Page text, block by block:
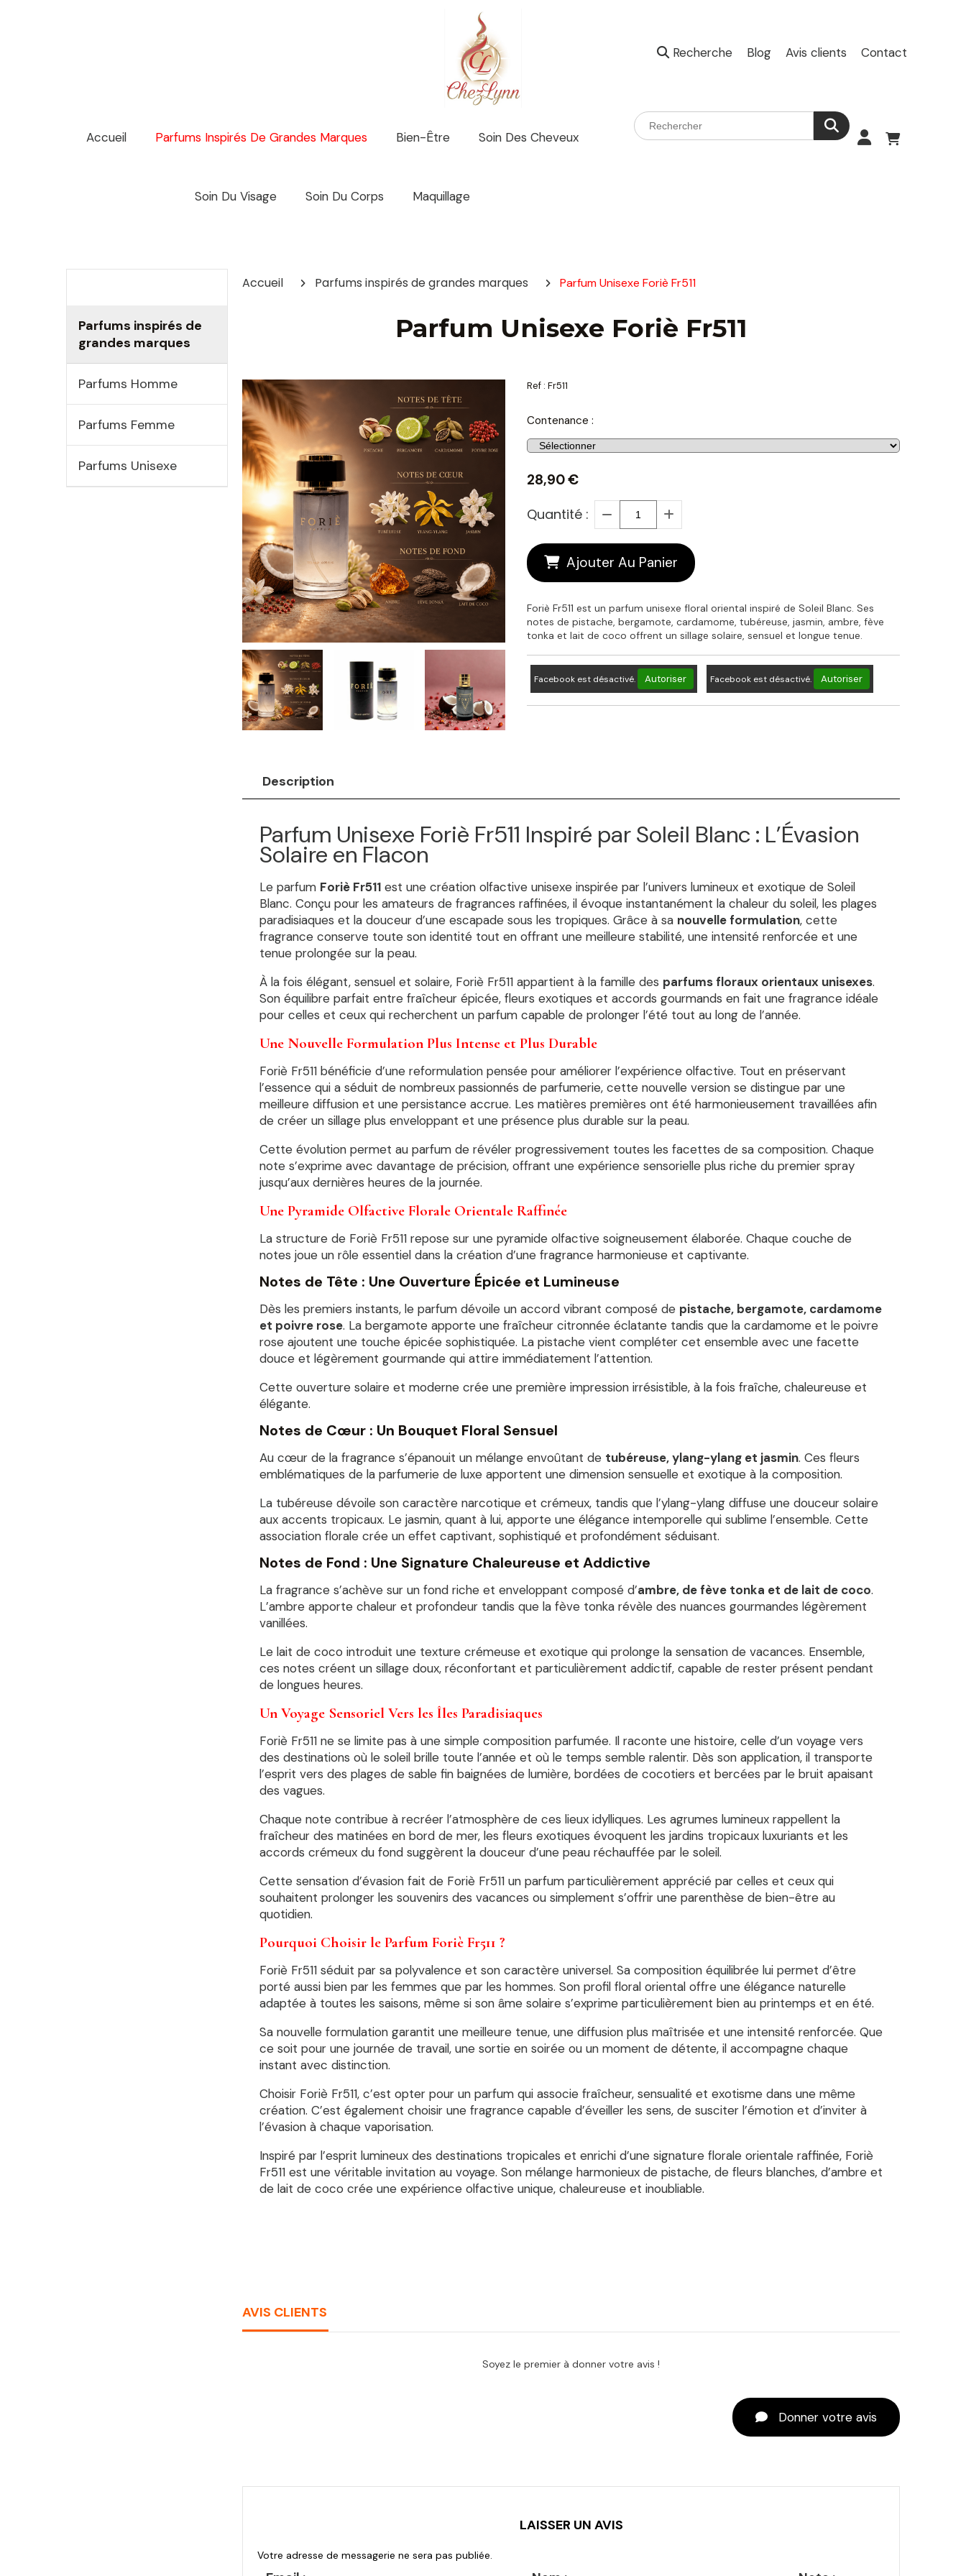
Recherche Blog Avis clients Contact
Accueil Parfums Inspirés De Grandes Marques Bien-Être Soin Des Cheveux
Soin Du Visage Soin Du Corps Maquillage
Parfums inspirés de
grandes marques
Parfums Homme
Parfums Femme
Parfums Unisexe
Accueil Parfums inspirés de grandes marques Parfum Unisexe Foriè Fr511
Parfum Unisexe Foriè Fr511
Ref : Fr511
Contenance :
28,90€
Quantité :
Ajouter Au Panier
Foriè Fr511 est un parfum unisexe floral oriental inspiré de Soleil Blanc. Ses
notes de pistache, bergamote, cardamome, tubéreuse, jasmin, ambre, fève
tonka et lait de coco offrent un sillage solaire, sensuel et longue tenue.
Facebook est désactivé. Autoriser Facebook est désactivé. Autoriser
Description
Parfum Unisexe Foriè Fr511 Inspiré par Soleil Blanc : L’Évasion
Solaire en Flacon
Le parfum Foriè Fr511 est une création olfactive unisexe inspirée par l’univers lumineux et exotique de Soleil
Blanc. Conçu pour les amateurs de fragrances raffinées, il évoque instantanément la chaleur du soleil, les plages
paradisiaques et la douceur d’une escapade sous les tropiques. Grâce à sa nouvelle formulation, cette
fragrance conserve toute son identité tout en offrant une meilleure stabilité, une intensité renforcée et une
tenue prolongée sur la peau.
À la fois élégant, sensuel et solaire, Foriè Fr511 appartient à la famille des parfums floraux orientaux unisexes.
Son équilibre parfait entre fraîcheur épicée, fleurs exotiques et accords gourmands en fait une fragrance idéale
pour celles et ceux qui recherchent un parfum capable de prolonger l’été tout au long de l’année.
Une Nouvelle Formulation Plus Intense et Plus Durable
Foriè Fr511 bénéficie d’une reformulation pensée pour améliorer l’expérience olfactive. Tout en préservant
l’essence qui a séduit de nombreux passionnés de parfumerie, cette nouvelle version se distingue par une
meilleure diffusion et une persistance accrue. Les matières premières ont été harmonieusement travaillées afin
de créer un sillage plus enveloppant et une présence plus durable sur la peau.
Cette évolution permet au parfum de révéler progressivement toutes les facettes de sa composition. Chaque
note s’exprime avec davantage de précision, offrant une expérience sensorielle plus riche du premier spray
jusqu’aux dernières heures de la journée.
Une Pyramide Olfactive Florale Orientale Raffinée
La structure de Foriè Fr511 repose sur une pyramide olfactive soigneusement élaborée. Chaque couche de
notes joue un rôle essentiel dans la création d’une fragrance harmonieuse et captivante.
Notes de Tête : Une Ouverture Épicée et Lumineuse
Dès les premiers instants, le parfum dévoile un accord vibrant composé de pistache, bergamote, cardamome
et poivre rose. La bergamote apporte une fraîcheur citronnée éclatante tandis que la cardamome et le poivre
rose ajoutent une touche épicée sophistiquée. La pistache vient compléter cet ensemble avec une facette
douce et légèrement gourmande qui attire immédiatement l’attention.
Cette ouverture solaire et moderne crée une première impression irrésistible, à la fois fraîche, chaleureuse et
élégante.
Notes de Cœur : Un Bouquet Floral Sensuel
Au cœur de la fragrance s’épanouit un mélange envoûtant de tubéreuse, ylang-ylang et jasmin. Ces fleurs
emblématiques de la parfumerie de luxe apportent une dimension sensuelle et exotique à la composition.
La tubéreuse dévoile son caractère narcotique et crémeux, tandis que l’ylang-ylang diffuse une douceur solaire
aux accents tropicaux. Le jasmin, quant à lui, apporte une élégance intemporelle qui sublime l’ensemble. Cette
association florale crée un effet captivant, sophistiqué et profondément séduisant.
Notes de Fond : Une Signature Chaleureuse et Addictive
La fragrance s’achève sur un fond riche et enveloppant composé d’ambre, de fève tonka et de lait de coco.
L’ambre apporte chaleur et profondeur tandis que la fève tonka révèle des nuances gourmandes légèrement
vanillées.
Le lait de coco introduit une texture crémeuse et exotique qui prolonge la sensation de vacances. Ensemble,
ces notes créent un sillage doux, réconfortant et particulièrement addictif, capable de rester présent pendant
de longues heures.
Un Voyage Sensoriel Vers les Îles Paradisiaques
Foriè Fr511 ne se limite pas à une simple composition parfumée. Il raconte une histoire, celle d’un voyage vers
des destinations où le soleil brille toute l’année et où le temps semble ralentir. Dès son application, il transporte
l’esprit vers des plages de sable fin baignées de lumière, bordées de cocotiers et bercées par le bruit apaisant
des vagues.
Chaque note contribue à recréer l’atmosphère de ces lieux idylliques. Les agrumes lumineux rappellent la
fraîcheur des matinées en bord de mer, les fleurs exotiques évoquent les jardins tropicaux luxuriants et les
accords crémeux du fond suggèrent la douceur d’une peau réchauffée par le soleil.
Cette sensation d’évasion fait de Foriè Fr511 un parfum particulièrement apprécié par celles et ceux qui
souhaitent prolonger les souvenirs des vacances ou simplement s’offrir une parenthèse de bien-être au
quotidien.
Pourquoi Choisir le Parfum Foriè Fr511 ?
Foriè Fr511 séduit par sa polyvalence et son caractère universel. Sa composition équilibrée lui permet d’être
porté aussi bien par les femmes que par les hommes. Son profil floral oriental offre une élégance naturelle
adaptée à toutes les saisons, même si son âme solaire s’exprime particulièrement bien au printemps et en été.
Sa nouvelle formulation garantit une meilleure tenue, une diffusion plus maîtrisée et une intensité renforcée. Que
ce soit pour une journée de travail, une sortie en soirée ou un moment de détente, il accompagne chaque
instant avec distinction.
Choisir Foriè Fr511, c’est opter pour un parfum qui associe fraîcheur, sensualité et exotisme dans une même
création. C’est également choisir une fragrance capable d’éveiller les sens, de susciter l’émotion et d’inviter à
l’évasion à chaque vaporisation.
Inspiré par l’esprit lumineux des destinations tropicales et enrichi d’une signature florale orientale raffinée, Foriè
Fr511 est une véritable invitation au voyage. Son mélange harmonieux de pistache, de fleurs blanches, d’ambre et
de lait de coco crée une expérience olfactive unique, chaleureuse et inoubliable.
AVIS CLIENTS
Soyez le premier à donner votre avis !
Donner votre avis
LAISSER UN AVIS
Votre adresse de messagerie ne sera pas publiée.